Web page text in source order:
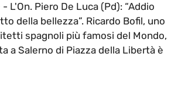
- L'On. Piero De Luca (Pd): “Addio
della bellezza”. Ricardo Bofil, uno
spagnoli più famosi del Mondo,
a Salerno di Piazza della Libertà è